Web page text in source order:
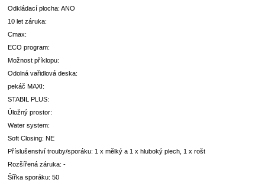
Odkládací plocha: ANO
10 let záruka:
Cmax:
ECO program:
Možnost příklopu:
Odolná vařidlová deska:
pekáč MAXI:
STABIL PLUS:
Úložný prostor:
Water system:
Soft Closing: NE
Příslušenství trouby/sporáku: 1 x mělký a 1 x hluboký plech, 1 x rošt
Rozšířená záruka: -
Šířka sporáku: 50